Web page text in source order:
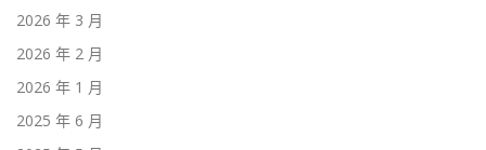
2026 年 3 月
2026 年 2 月
2026 年 1 月
2025 年 6 月